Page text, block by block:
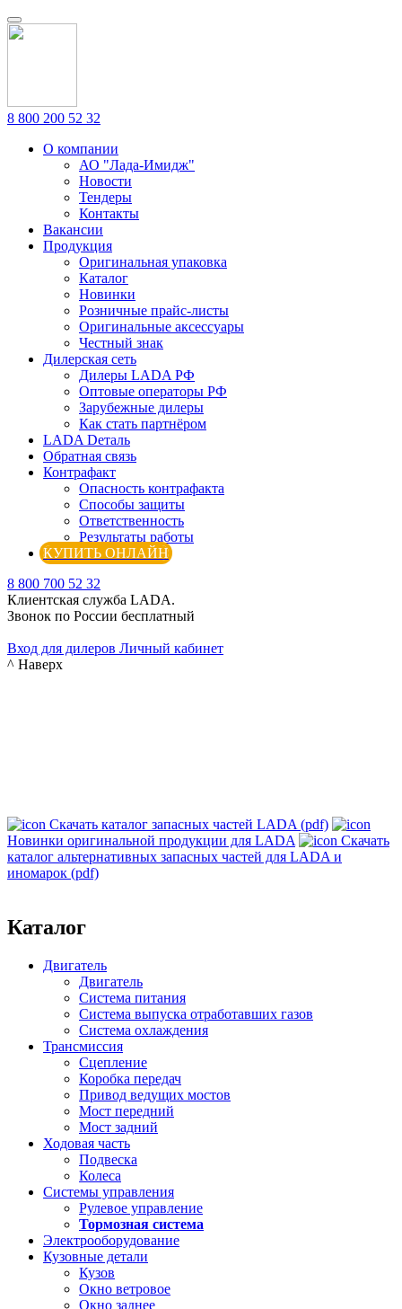
8 800 200 52 32
О компании
АО "Лада-Имидж"
Новости
Тендеры
Контакты
Вакансии
Продукция
Оригинальная упаковка
Каталог
Новинки
Розничные прайс-листы
Оригинальные аксессуары
Честный знак
Дилерская сеть
Дилеры LADA РФ
Оптовые операторы РФ
Зарубежные дилеры
Как стать партнёром
LADA Dеталь
Обратная связь
Контрафакт
Опасность контрафакта
Способы защиты
Ответственность
Результаты работы
КУПИТЬ ОНЛАЙН
8 800 700 52 32
Клиентская служба LADA.
Звонок по России бесплатный
Вход для дилеров Личный кабинет
^ Наверх
Скачать каталог запасных частей LADA (pdf)
Новинки оригинальной продукции для LADA
Скачать
каталог альтернативных запасных частей для LADA и
иномарок (pdf)
Каталог
Двигатель
Двигатель
Система питания
Система выпуска отработавших газов
Система охлаждения
Трансмиссия
Сцепление
Коробка передач
Привод ведущих мостов
Мост передний
Мост задний
Ходовая часть
Подвеска
Колеса
Системы управления
Рулевое управление
Тормозная система
Электрооборудование
Кузовные детали
Кузов
Окно ветровое
Окно заднее